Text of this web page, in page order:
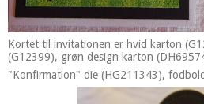
Kortet til invitationen er hvid karton
(G12399), grøn design karton
"Konfirmation" die (HG211343),